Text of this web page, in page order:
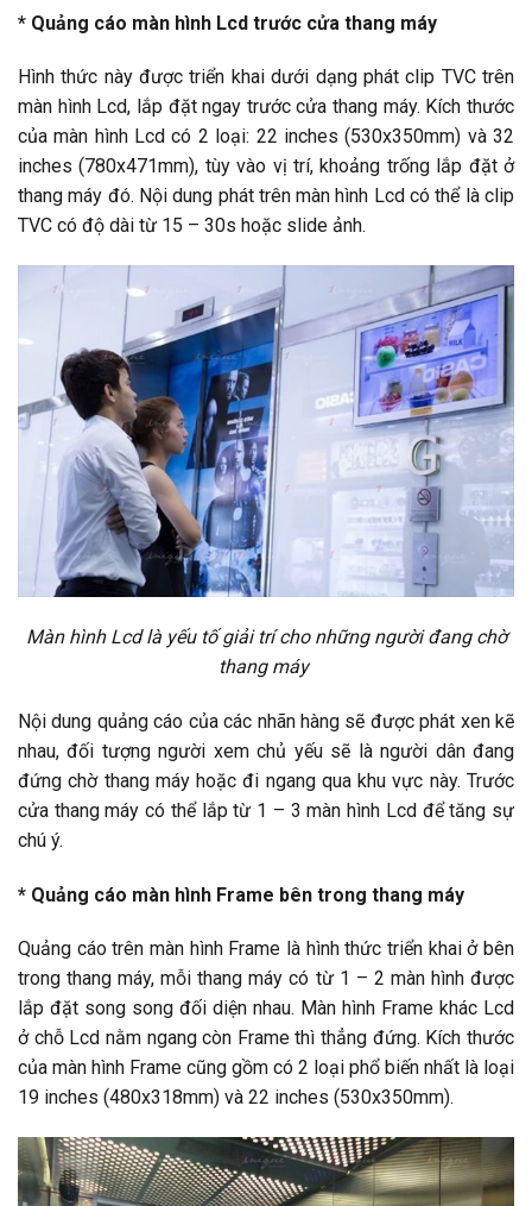
* Quảng cáo màn hình Lcd trước cửa thang máy
Hình thức này được triển khai dưới dạng phát clip TVC trên
màn hình Lcd, lắp đặt ngay trước cửa thang máy. Kích thước
của màn hình Lcd có 2 loại: 22 inches (530x350mm) và 32
inches (780x471mm), tùy vào vị trí, khoảng trống lắp đặt ở
thang máy đó. Nội dung phát trên màn hình Lcd có thể là clip
TVC có độ dài từ 15 – 30s hoặc slide ảnh.
Màn hình Lcd là yếu tố giải trí cho những người đang chờ
thang máy
Nội dung quảng cáo của các nhãn hàng sẽ được phát xen kẽ
nhau, đối tượng người xem chủ yếu sẽ là người dân đang
đứng chờ thang máy hoặc đi ngang qua khu vực này. Trước
cửa thang máy có thể lắp từ 1 – 3 màn hình Lcd để tăng sự
chú ý.
* Quảng cáo màn hình Frame bên trong thang máy
Quảng cáo trên màn hình Frame là hình thức triển khai ở bên
trong thang máy, mỗi thang máy có từ 1 – 2 màn hình được
lắp đặt song song đối diện nhau. Màn hình Frame khác Lcd
ở chỗ Lcd nằm ngang còn Frame thì thẳng đứng. Kích thước
của màn hình Frame cũng gồm có 2 loại phổ biến nhất là loại
19 inches (480x318mm) và 22 inches (530x350mm).